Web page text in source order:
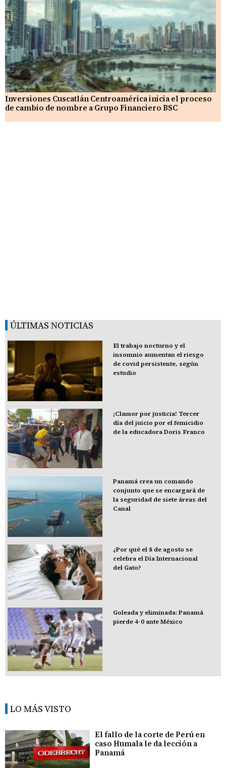
Inversiones Cuscatlán Centroamérica inicia el proceso
de cambio de nombre a Grupo Financiero BSC
ÚLTIMAS NOTICIAS
El trabajo nocturno y el
insomnio aumentan el riesgo
de covid persistente, según
estudio
¡Clamor por justicia! Tercer
día del juicio por el femicidio
de la educadora Doris Franco
Panamá crea un comando
conjunto que se encargará de
la seguridad de siete áreas del
Canal
¿Por qué el 8 de agosto se
celebra el Día Internacional
del Gato?
Goleada y eliminada: Panamá
pierde 4-0 ante México
LO MÁS VISTO
El fallo de la corte de Perú en
caso Humala le da lección a
Panamá